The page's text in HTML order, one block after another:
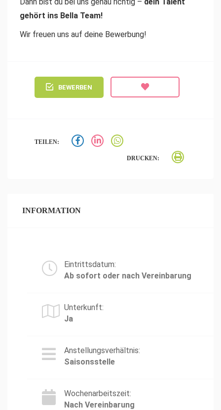
gehört ins Bella Team!
Wir freuen uns auf deine Bewerbung!
BEWERBEN
TEILEN:
DRUCKEN:
INFORMATION
Eintrittsdatum:
Ab sofort oder nach Vereinbarung
Unterkunft:
Ja
Anstellungsverhältnis:
Saisonsstelle
Wochenarbeitszeit:
Nach Vereinbarung